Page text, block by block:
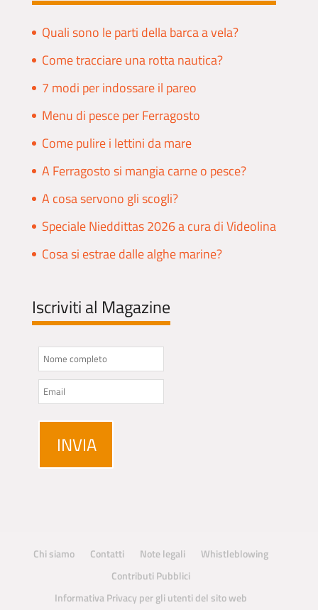
Quali sono le parti della barca a vela?
Come tracciare una rotta nautica?
7 modi per indossare il pareo
Menu di pesce per Ferragosto
Come pulire i lettini da mare
A Ferragosto si mangia carne o pesce?
A cosa servono gli scogli?
Speciale Nieddittas 2026 a cura di Videolina
Cosa si estrae dalle alghe marine?
Iscriviti al Magazine
Chi siamo Contatti Note legali
Whistleblowing
Contributi Pubblici
Informativa Privacy per gli utenti del sito web